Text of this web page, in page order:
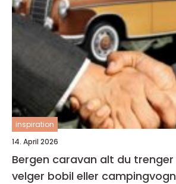
inspiration
14. April 2026
Bergen caravan alt du trenger å vite før du
velger bobil eller campingvogn